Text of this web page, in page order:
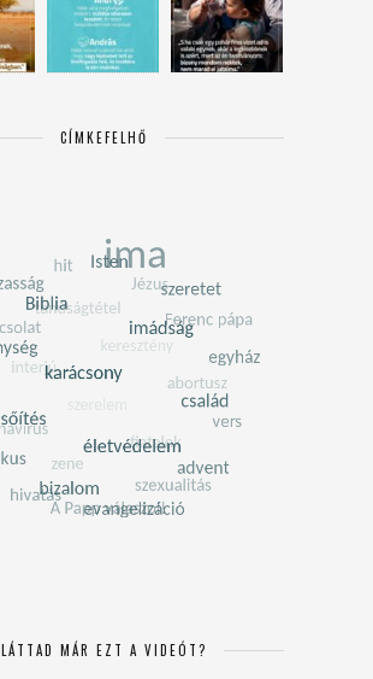
CÍMKEFELHŐ
LÁTTAD MÁR EZT A VIDEÓT?